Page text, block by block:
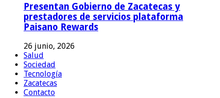
Presentan Gobierno de Zacatecas y
prestadores de servicios plataforma
Paisano Rewards
26 junio, 2026
Salud
Sociedad
Tecnología
Zacatecas
Contacto